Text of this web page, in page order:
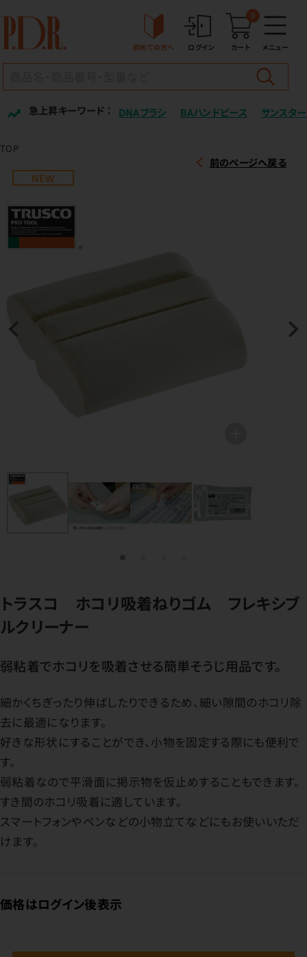
初めての方へ ログイン カート
0
メニュー
急上昇キーワード ： DNAブラシ BAハンドピース サンスター
TOP
前のページへ戻る
トラスコ ホコリ吸着ねりゴム フレキシブ
ルクリーナー
弱粘着でホコリを吸着させる簡単そうじ用品です。
細かくちぎったり伸ばしたりできるため、細い隙間のホコリ除
去に最適になります。
好きな形状にすることができ、小物を固定する際にも便利で
す。
弱粘着なので平滑面に掲示物を仮止めすることもできます。
すき間のホコリ吸着に適しています。
スマートフォンやペンなどの小物立てなどにもお使いいただ
けます。
価格はログイン後表示
NEW